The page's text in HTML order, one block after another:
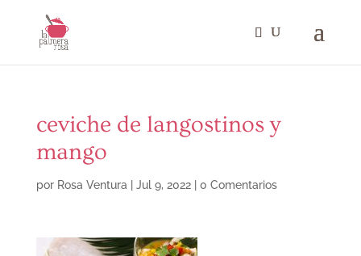
ceviche de langostinos y
mango
por Rosa Ventura Jul 9, 2022| 0 Comentarios